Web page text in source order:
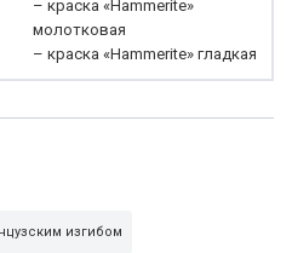
– краска «Hammerite»
молотковая
– краска «Hammerite» гладкая
изгибом